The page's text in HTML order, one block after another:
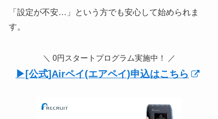
「設定が不安…」という方でも安心して始められま
す。
＼ 0円スタートプログラム実施中！ ／
▶︎[公式]Airペイ(エアペイ)申込はこちら